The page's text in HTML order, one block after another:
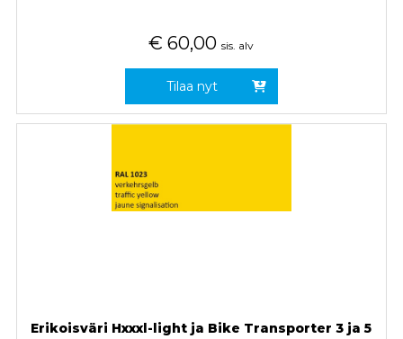
€ 60,00 sis. alv
Tilaa nyt
Erikoisväri Hxxxl-light ja Bike Transporter 3 ja 5